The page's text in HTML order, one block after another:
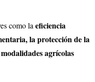
como la eficiencia
la protección de la
agrícolas